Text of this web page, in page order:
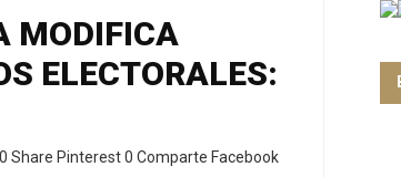
MODIFICA
ELECTORALES:
Share Pinterest 0 Comparte Facebook